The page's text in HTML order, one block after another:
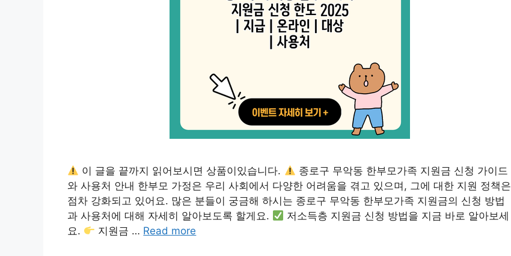
이 글을 끝까지 읽어보시면 상품이있습니다.
종로구 무악동 한부모가족 지원금 신청 가이드
와 사용처 안내 한부모 가정은 우리 사회에서 다양한 어려움을 겪고 있으며, 그에 대한 지원 정책은
점차 강화되고 있어요. 많은 분들이 궁금해 하시는 종로구 무악동 한부모가족 지원금의 신청 방법
과 사용처에 대해 자세히 알아보도록 할게요.
저소득층 지원금 신청 방법을 지금 바로 알아보세
요.
지원금 … Read more